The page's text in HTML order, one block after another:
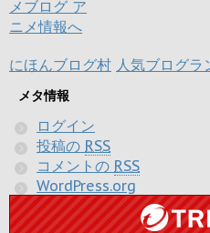
にほんブログ村 人気ブログラ
メタ情報
ログイン
投稿の RSS
コメントの RSS
WordPress.org